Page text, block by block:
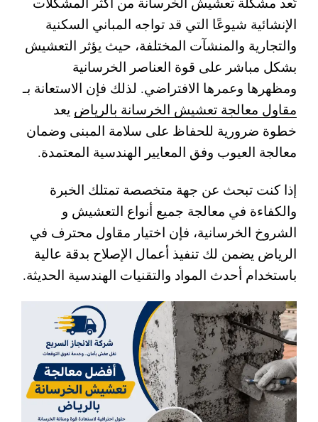
الإنشائية شيوعًا التي قد تواجه المباني السكنية
والتجارية والمنشآت المختلفة، حيث يؤثر التعشيش
بشكل مباشر على قوة العناصر الخرسانية
ومظهرها وعمرها الافتراضي. لذلك فإن الاستعانة بـ
مقاول معالجة تعشيش الخرسانة بالرياض يعد
خطوة ضرورية للحفاظ على سلامة المبنى وضمان
معالجة العيوب وفق المعايير الهندسية المعتمدة.
إذا كنت تبحث عن جهة متخصصة تمتلك الخبرة
والكفاءة في معالجة جميع أنواع التعشيش و
الشروخ الخرسانية، فإن اختيار مقاول محترف في
الرياض يضمن لك تنفيذ أعمال الإصلاح بدقة عالية
باستخدام أحدث المواد والتقنيات الهندسية الحديثة.